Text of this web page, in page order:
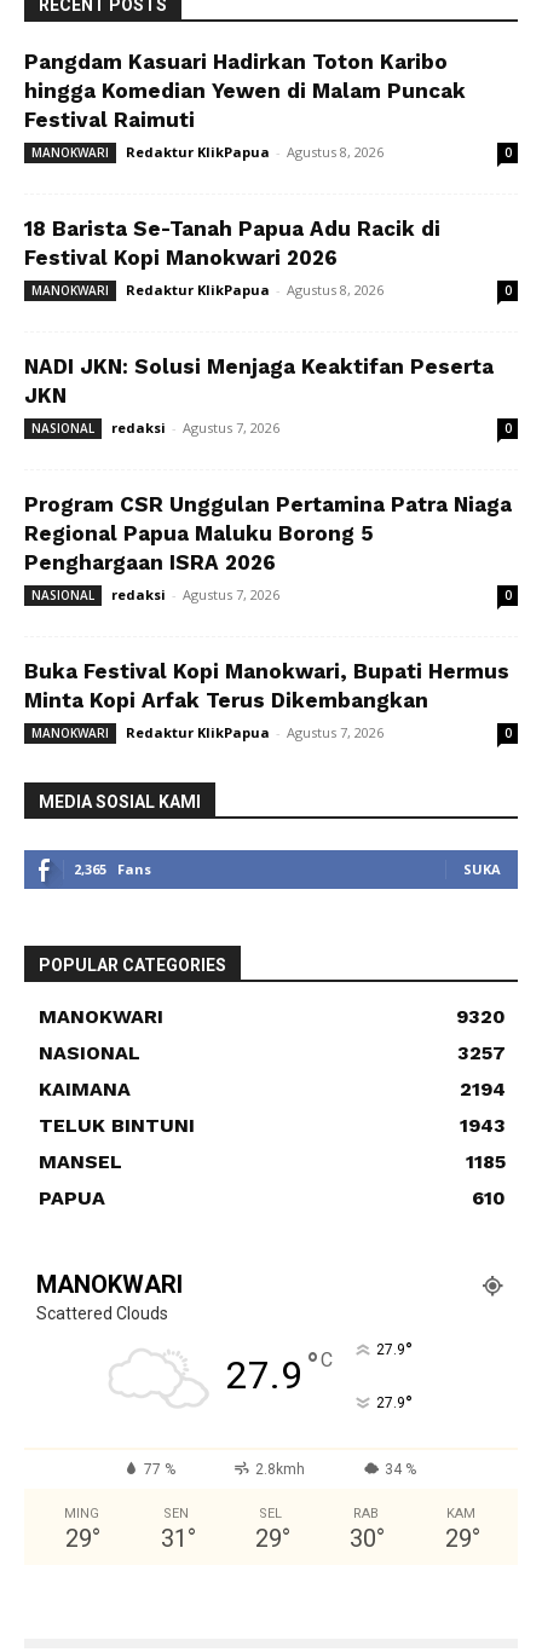
RECENT POSTS
Pangdam Kasuari Hadirkan Toton Karibo
hingga Komedian Yewen di Malam Puncak
Festival Raimuti
MANOKWARI Redaktur KlikPapua - Agustus 8, 2026 0
18 Barista Se-Tanah Papua Adu Racik di
Festival Kopi Manokwari 2026
MANOKWARI Redaktur KlikPapua - Agustus 8, 2026 0
NADI JKN: Solusi Menjaga Keaktifan Peserta
JKN
NASIONAL redaksi - Agustus 7, 2026 0
Program CSR Unggulan Pertamina Patra Niaga
Regional Papua Maluku Borong 5
Penghargaan ISRA 2026
NASIONAL redaksi - Agustus 7, 2026 0
Buka Festival Kopi Manokwari, Bupati Hermus
Minta Kopi Arfak Terus Dikembangkan
MANOKWARI Redaktur KlikPapua - Agustus 7, 2026 0
MEDIA SOSIAL KAMI
2,365 Fans SUKA
POPULAR CATEGORIES
MANOKWARI
9320
NASIONAL
3257
KAIMANA
2194
TELUK BINTUNI
1943
MANSEL
1185
PAPUA
610
MANOKWARI
Scattered Clouds
27.9 °C 27.9°
27.9°
77 % 2.8kmh 34 %
MING
29°
SEN
31 °
SEL
29°
RAB
30°
KAM
29°